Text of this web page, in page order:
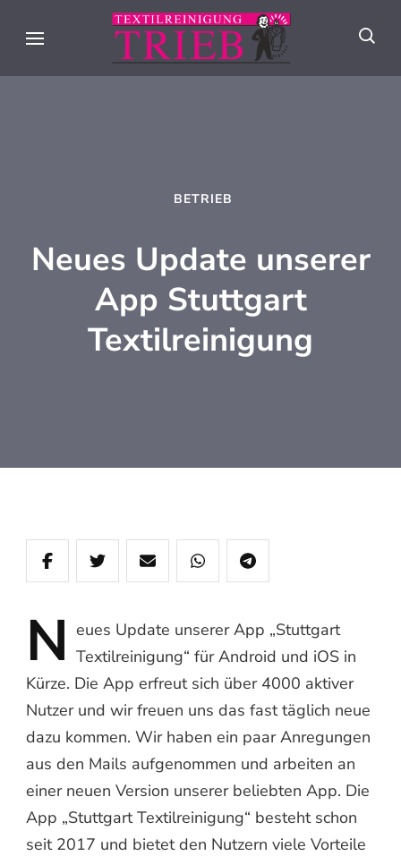
Trieb
Textilpflege seit
BETRIEB
Neues Update unserer
App Stuttgart
Textilreinigung
N eues Update unserer App „Stuttgart
Textilreinigung“ für Android und iOS in
Kürze. Die App erfreut sich über 4000 aktiver
Nutzer und wir freuen uns das fast täglich neue
dazu kommen. Wir haben ein paar Anregungen
aus den Mails aufgenommen und arbeiten an
einer neuen Version unserer beliebten App. Die
App „Stuttgart Textilreinigung“ besteht schon
seit 2017 und bietet den Nutzern viele Vorteile